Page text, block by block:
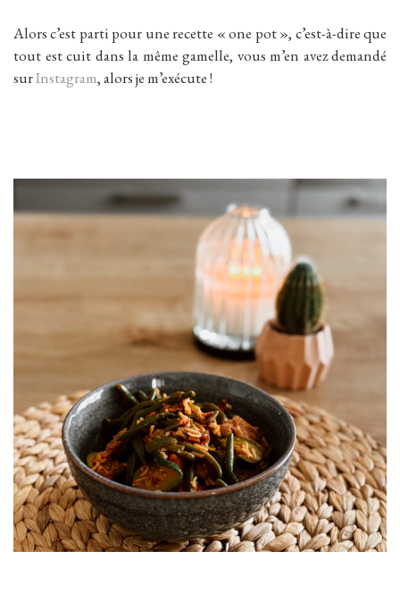
Alors c’est parti pour une recette « one pot », c’est-à-dire que
tout est cuit dans la même gamelle, vous m’en avez demandé
surInstagram, alors je m’exécute !